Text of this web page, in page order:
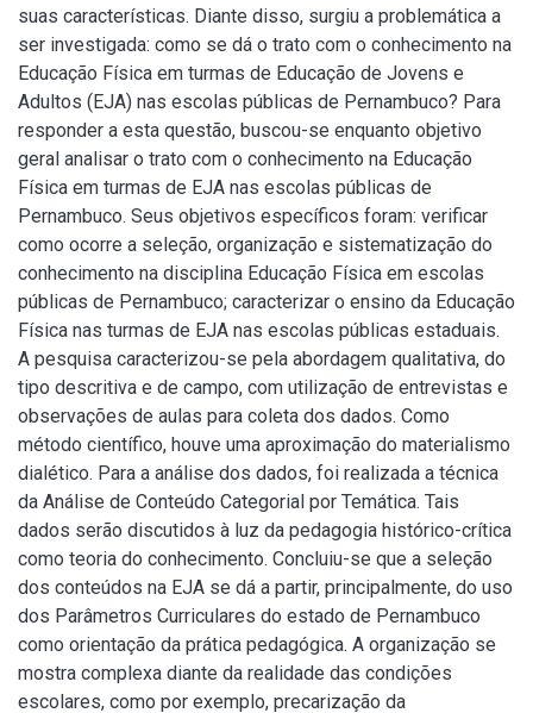
suas características. Diante disso, surgiu a problemática a
ser investigada: como se dá o trato com o conhecimento na
Educação Física em turmas de Educação de Jovens e
Adultos (EJA) nas escolas públicas de Pernambuco? Para
responder a esta questão, buscou-se enquanto objetivo
geral analisar o trato com o conhecimento na Educação
Física em turmas de EJA nas escolas públicas de
Pernambuco. Seus objetivos específicos foram: verificar
como ocorre a seleção, organização e sistematização do
conhecimento na disciplina Educação Física em escolas
públicas de Pernambuco; caracterizar o ensino da Educação
Física nas turmas de EJA nas escolas públicas estaduais.
A pesquisa caracterizou-se pela abordagem qualitativa, do
tipo descritiva e de campo, com utilização de entrevistas e
observações de aulas para coleta dos dados. Como
método científico, houve uma aproximação do materialismo
dialético. Para a análise dos dados, foi realizada a técnica
da Análise de Conteúdo Categorial por Temática. Tais
dados serão discutidos à luz da pedagogia histórico-crítica
como teoria do conhecimento. Concluiu-se que a seleção
dos conteúdos na EJA se dá a partir, principalmente, do uso
dos Parâmetros Curriculares do estado de Pernambuco
como orientação da prática pedagógica. A organização se
mostra complexa diante da realidade das condições
escolares, como por exemplo, precarização da